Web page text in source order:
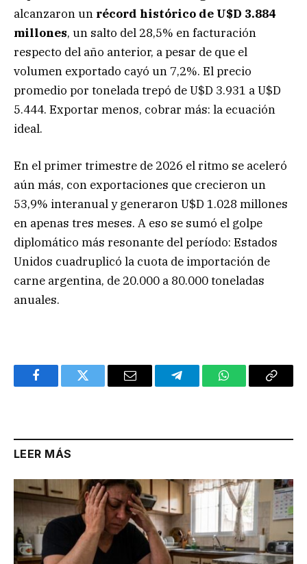
alcanzaron un récord histórico de U$D 3.884
millones, un salto del 28,5% en facturación
respecto del año anterior, a pesar de que el
volumen exportado cayó un 7,2%. El precio
promedio por tonelada trepó de U$D 3.931 a U$D
5.444. Exportar menos, cobrar más: la ecuación
ideal.
En el primer trimestre de 2026 el ritmo se aceleró
aún más, con exportaciones que crecieron un
53,9% interanual y generaron U$D 1.028 millones
en apenas tres meses. A eso se sumó el golpe
diplomático más resonante del período: Estados
Unidos cuadruplicó la cuota de importación de
carne argentina, de 20.000 a 80.000 toneladas
anuales.
FacebookTwitter Email TelegramWhatsAppCopy
LEER MÁS